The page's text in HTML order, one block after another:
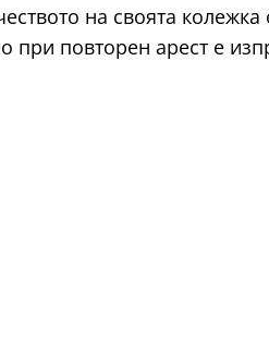
на своята
повторен арест е